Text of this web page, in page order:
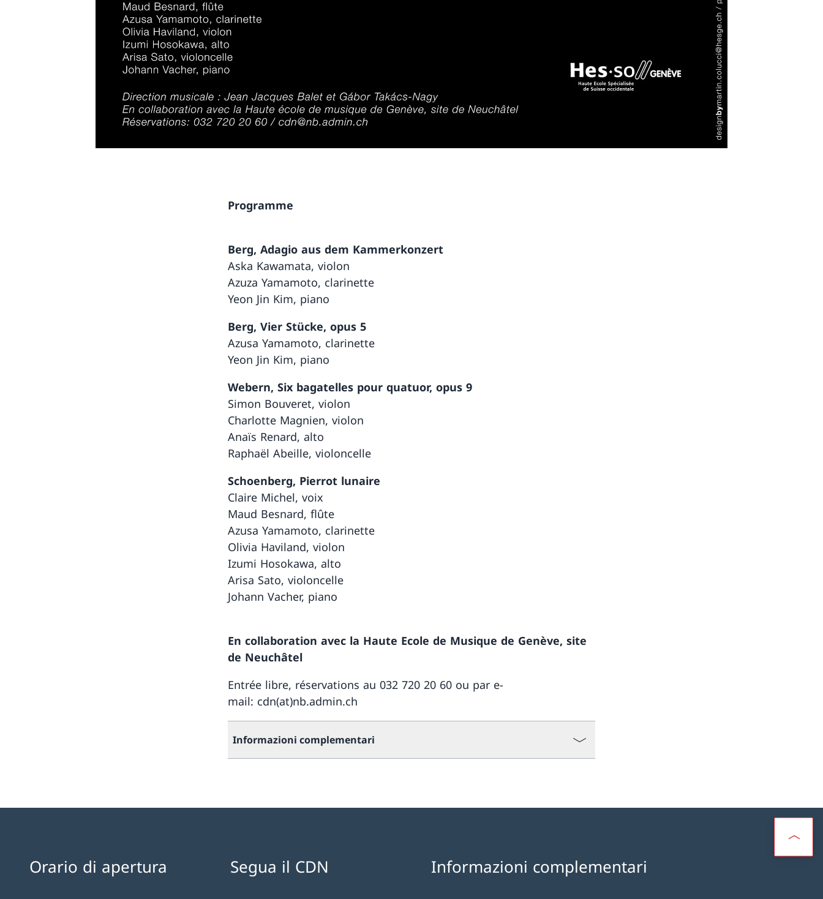
Programme
Berg, Adagio aus dem Kammerkonzert
Aska Kawamata, violon
Azuza Yamamoto, clarinette
Yeon Jin Kim, piano
Berg, Vier Stücke, opus 5
Azusa Yamamoto, clarinette
Yeon Jin Kim, piano
Webern, Six bagatelles pour quatuor, opus 9
Simon Bouveret, violon
Charlotte Magnien, violon
Anaïs Renard, alto
Raphaël Abeille, violoncelle
Schoenberg, Pierrot lunaire
Claire Michel, voix
Maud Besnard, flûte
Azusa Yamamoto, clarinette
Olivia Haviland, violon
Izumi Hosokawa, alto
Arisa Sato, violoncelle
Johann Vacher, piano
En collaboration avec la Haute Ecole de Musique de Genève, site
de Neuchâtel
Entrée libre, réservations au 032 720 20 60 ou par e-
mail: cdn(at)nb.admin.ch
Informazioni complementari
Orario di apertura Segua il CDN Informazioni complementari